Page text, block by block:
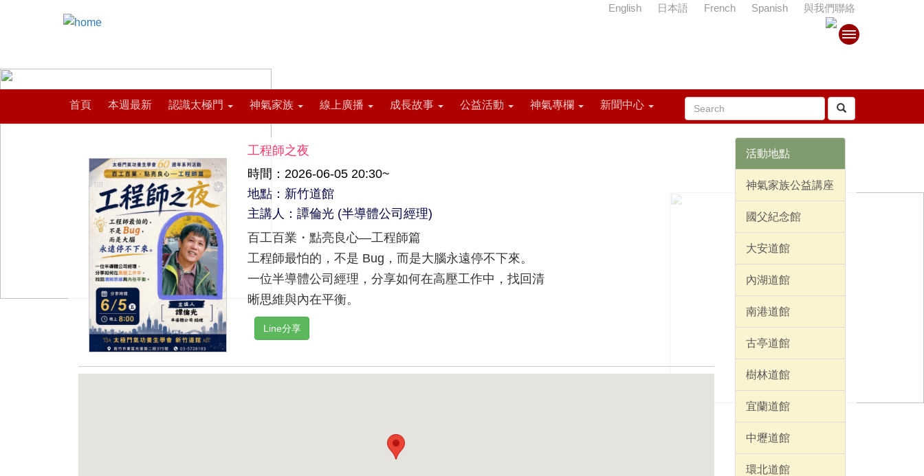
首頁 本週最新 認識太極門 神氣家族 線上廣播 成長故事 公益活動 神氣專欄 新聞中心
English 日本語 French Spanish 與我們聯絡
工程師之夜
時間：2026-06-05 20:30~
地點：新竹道館
主講人：譚倫光 (半導體公司經理)
百工百業・點亮良心—工程師篇
工程師最怕的，不是 Bug，而是大腦永遠停不下來。
一位半導體公司經理，分享如何在高壓工作中，找回清
晰思維與內在平衡。
Line分享
活動地點
神氣家族公益講座
國父紀念館
大安道館
內湖道館
南港道館
古亭道館
樹林道館
宜蘭道館
中壢道館
環北道館